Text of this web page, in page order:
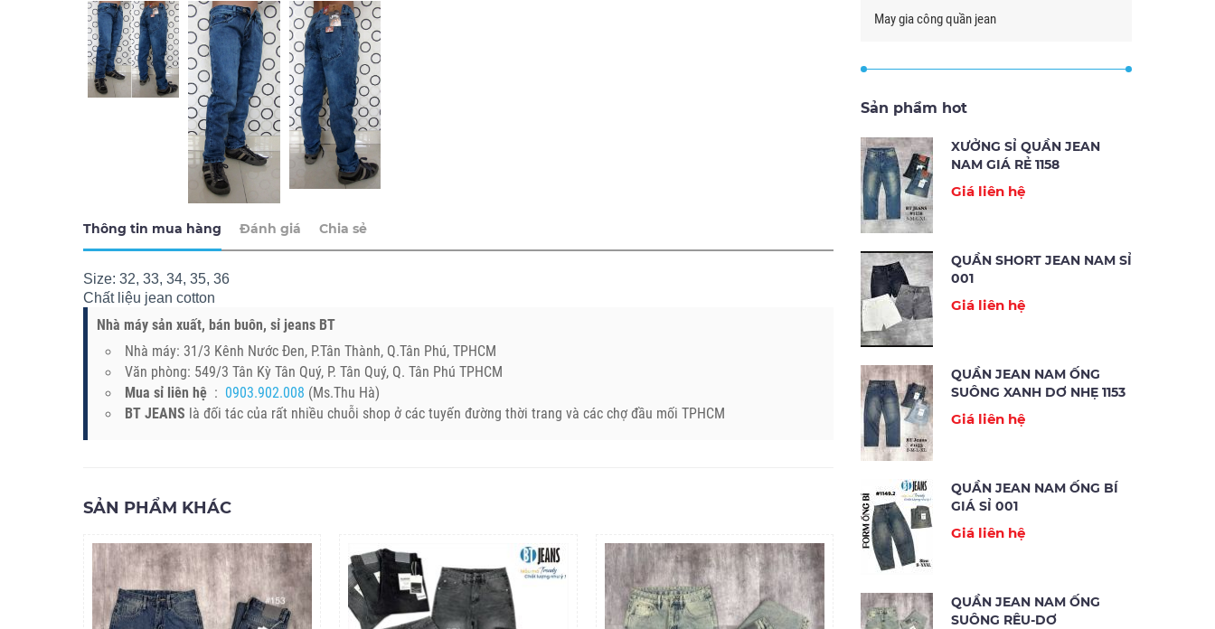
Thông tin mua hàng Đánh giá Chia sẻ
Size: 32, 33, 34, 35, 36
Chất liệu jean cotton
Nhà máy sản xuất, bán buôn, sỉ jeans BT
Nhà máy: 31/3 Kênh Nước Đen, P.Tân Thành, Q.Tân Phú, TPHCM
Văn phòng: 549/3 Tân Kỳ Tân Quý, P. Tân Quý, Q. Tân Phú TPHCM
Mua sỉ liên hệ : 0903.902.008 (Ms.Thu Hà)
BT JEANS là đối tác của rất nhiều chuỗi shop ở các tuyến đường thời trang và các chợ đầu mối TPHCM
SẢN PHẨM KHÁC
May gia công quần jean
Sản phẩm hot
XƯỞNG SỈ QUẦN JEAN
NAM GIÁ RẺ 1158
Giá liên hệ
QUẦN SHORT JEAN NAM SỈ
001
Giá liên hệ
QUẦN JEAN NAM ỐNG
SUÔNG XANH DƠ NHẸ 1153
Giá liên hệ
QUẦN JEAN NAM ỐNG BÍ
GIÁ SỈ 001
Giá liên hệ
QUẦN JEAN NAM ỐNG
SUÔNG RÊU-DƠ